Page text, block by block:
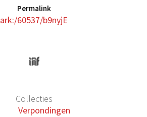
Permalink
ark:/60537/b9nyjE
Collecties
Verpondingen